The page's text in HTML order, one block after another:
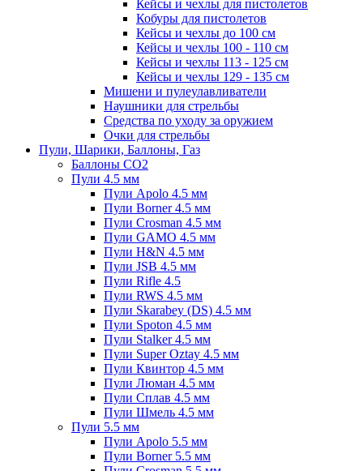
Кейсы и чехлы для пистолетов
Кобуры для пистолетов
Кейсы и чехлы до 100 см
Кейсы и чехлы 100 - 110 см
Кейсы и чехлы 113 - 125 см
Кейсы и чехлы 129 - 135 см
Мишени и пулеулавливатели
Наушники для стрельбы
Средства по уходу за оружием
Очки для стрельбы
Пули, Шарики, Баллоны, Газ
Баллоны CO2
Пули 4.5 мм
Пули Apolo 4.5 мм
Пули Borner 4.5 мм
Пули Crosman 4.5 мм
Пули GAMO 4.5 мм
Пули H&N 4.5 мм
Пули JSB 4.5 мм
Пули Rifle 4.5
Пули RWS 4.5 мм
Пули Skarabey (DS) 4.5 мм
Пули Spoton 4.5 мм
Пули Stalker 4.5 мм
Пули Super Oztay 4.5 мм
Пули Квинтор 4.5 мм
Пули Люман 4.5 мм
Пули Сплав 4.5 мм
Пули Шмель 4.5 мм
Пули 5.5 мм
Пули Apolo 5.5 мм
Пули Borner 5.5 мм